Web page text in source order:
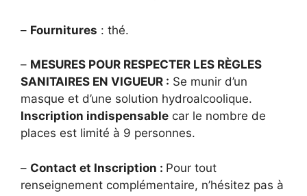
– Fournitures : thé.
– MESURES POUR RESPECTER LES RÈGLES
SANITAIRES EN VIGUEUR : Se munir d’un
masque et d’une solution hydroalcoolique.
Inscription indispensable car le nombre de
places est limité à 9 personnes.
– Contact et Inscription : Pour tout
renseignement complémentaire, n’hésitez pas à